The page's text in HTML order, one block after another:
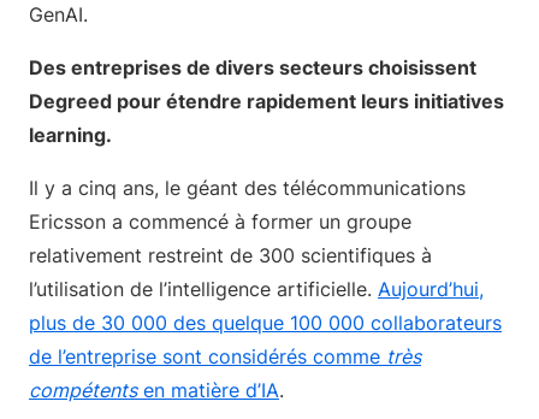
GenAI.
Des entreprises de divers secteurs choisissent
Degreed pour étendre rapidement leurs initiatives
learning.
Il y a cinq ans, le géant des télécommunications
Ericsson a commencé à former un groupe
relativement restreint de 300 scientifiques à
l’utilisation de l’intelligence artificielle. Aujourd’hui,
plus de 30 000 des quelque 100 000 collaborateurs
de l’entreprise sont considérés comme très
compétentsen matière d’IA.